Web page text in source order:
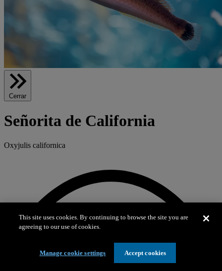
Cerrar
Señorita de California
Oxyjulis californica
This site uses cookies. By continuing to browse the site you are
agreeing to our use of cookies.
Manage cookie settings Accept cookies